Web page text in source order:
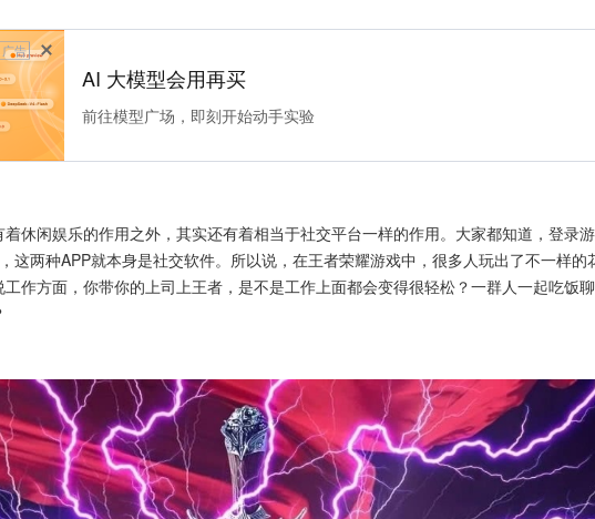
广告
AI 大模型会用再买
前往模型广场，即刻开始动手实验
休闲娱乐的作用之外，其实还有着相当于社交平台一样的作用。大家都知道，登录
这两种APP就本身是社交软件。所以说，在王者荣耀游戏中，很多人玩出了不一样的
作方面，你带你的上司上王者，是不是工作上面都会变得很轻松？一群人一起吃饭